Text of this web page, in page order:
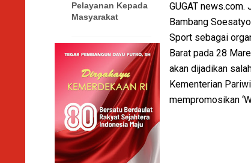
Pelayanan Kepada
Masyarakat
GUGAT
Bambang
Sport sebagai
Barat pada 28
akan dijadikan
Kementerian
mempromosikan